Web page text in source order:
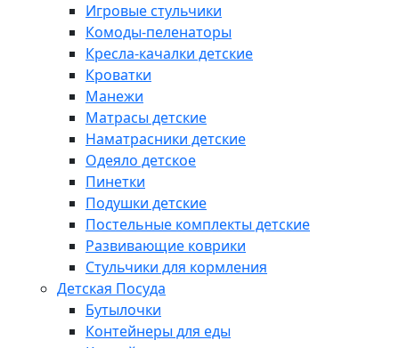
Игровые стульчики
Комоды-пеленаторы
Кресла-качалки детские
Кроватки
Манежи
Матрасы детские
Наматрасники детские
Одеяло детское
Пинетки
Подушки детские
Постельные комплекты детские
Развивающие коврики
Стульчики для кормления
Детская Посуда
Бутылочки
Контейнеры для еды